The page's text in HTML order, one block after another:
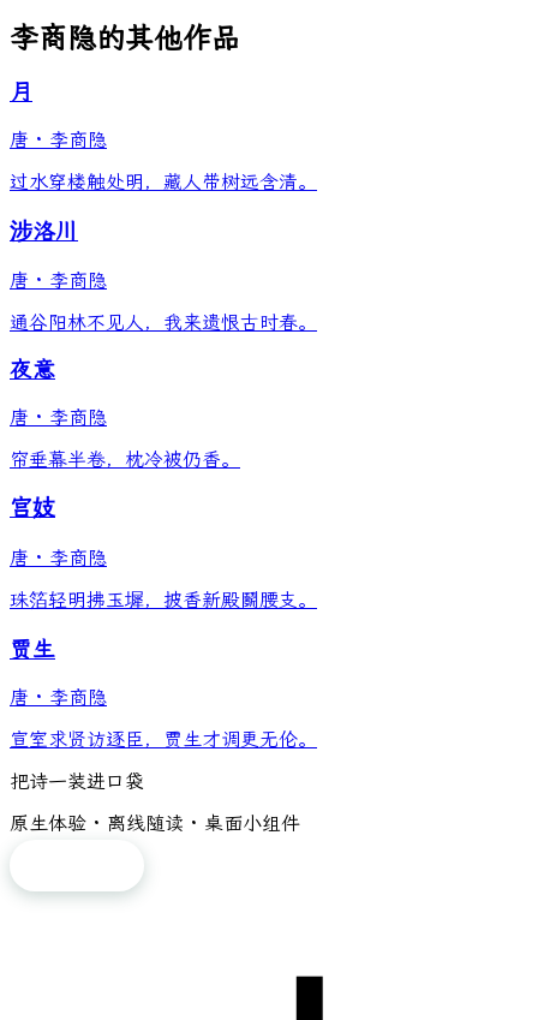
李商隐的其他作品
月
唐 · 李商隐
过水穿楼触处明，藏人带树远含清。
涉洛川
唐 · 李商隐
通谷阳林不见人，我来遗恨古时春。
夜意
唐 · 李商隐
帘垂幕半卷，枕冷被仍香。
宫妓
唐 · 李商隐
珠箔轻明拂玉墀，披香新殿鬬腰支。
贾生
唐 · 李商隐
宣室求贤访逐臣，贾生才调更无伦。
把诗一装进口袋
原生体验 · 离线随读 · 桌面小组件